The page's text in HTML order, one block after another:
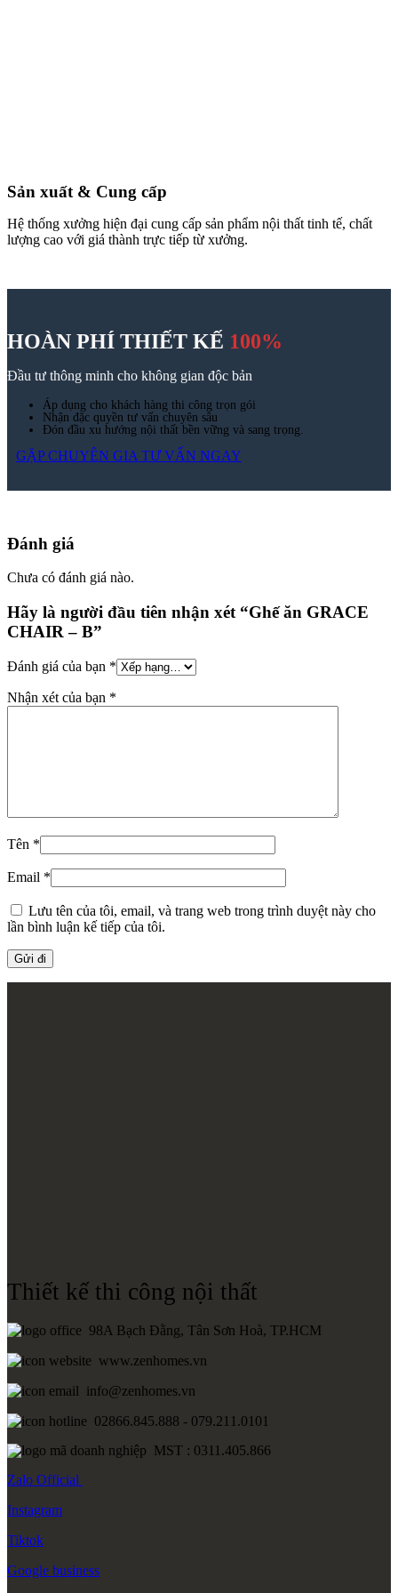
Sản xuất & Cung cấp
Hệ thống xưởng hiện đại cung cấp sản phẩm nội thất tinh tế, chất
lượng cao với giá thành trực tiếp từ xưởng.
HOÀN PHÍ THIẾT KẾ 100%
Đầu tư thông minh cho không gian độc bản
Áp dụng cho khách hàng thi công trọn gói
Nhận đặc quyền tư vấn chuyên sâu
Đón đầu xu hướng nội thất bền vững và sang trọng.
GẶP CHUYÊN GIA TƯ VẤN NGAY
Đánh giá
Chưa có đánh giá nào.
Hãy là người đầu tiên nhận xét “Ghế ăn GRACE
CHAIR – B”
Đánh giá của bạn *
Nhận xét của bạn *
Tên *
Email *
Lưu tên của tôi, email, và trang web trong trình duyệt này cho
lần bình luận kế tiếp của tôi.
Thiết kế thi công nội thất
98A Bạch Đằng, Tân Sơn Hoà, TP.HCM
www.zenhomes.vn
info@zenhomes.vn
02866.845.888 - 079.211.0101
MST : 0311.405.866
Zalo Official
Instagram
Tiktok
Google business